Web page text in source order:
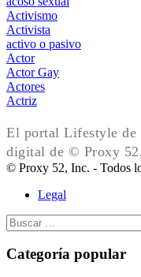
Activismo
Activista
activo o pasivo
Actor
Actor Gay
Actores
Actriz
El portal Lifestyle de
digital de © Proxy
© Proxy 52, Inc. - Todos
Legal
Buscar:
Categoría popular